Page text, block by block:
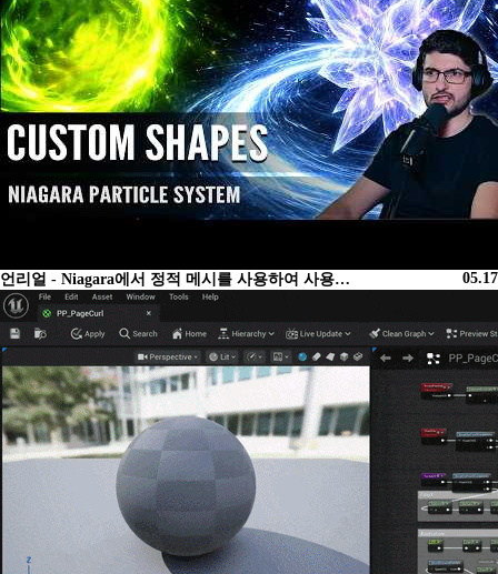
05.17
언리얼 - Niagara에서 정적 메시를 사용하여 사용…